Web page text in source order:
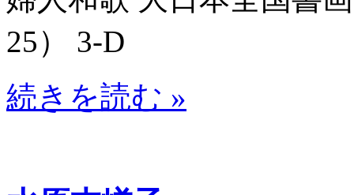
25） 3-D
続きを読む »